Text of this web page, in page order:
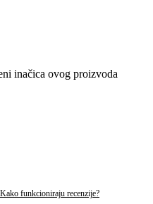
inačica ovog proizvoda
Kako funkcioniraju recenzije?